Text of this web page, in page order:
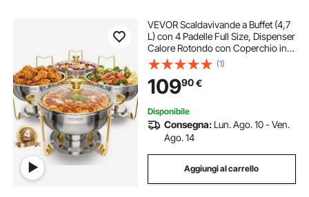
VEVOR Scaldavivande a Buffet (4,7
L) con 4 Padelle Full Size, Dispenser
Calore Rotondo con Coperchio in
Vetro, Vaschetta per l'Acqua e
Supporto, per Matrimoni, Feste a
Buffet, Dorato
(1)
10990€
Disponibile
Consegna: Lun. Ago. 10 - Ven.
Ago. 14
Aggiungi al carrello